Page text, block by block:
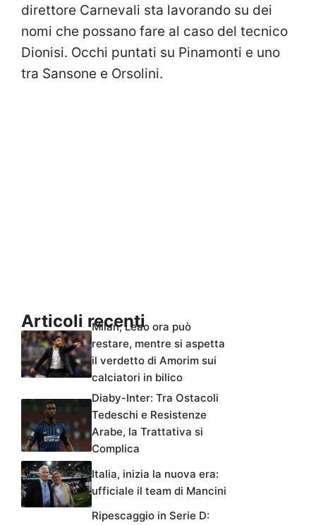
direttore Carnevali sta lavorando su dei
nomi che possano fare al caso del tecnico
Dionisi. Occhi puntati su Pinamonti e uno
tra Sansone e Orsolini.
Articoli recenti
Milan, Leao ora può
restare, mentre si aspetta
il verdetto di Amorim sui
calciatori in bilico
Diaby-Inter: Tra Ostacoli
Tedeschi e Resistenze
Arabe, la Trattativa si
Complica
Italia, inizia la nuova era:
ufficiale il team di Mancini
Ripescaggio in Serie D: